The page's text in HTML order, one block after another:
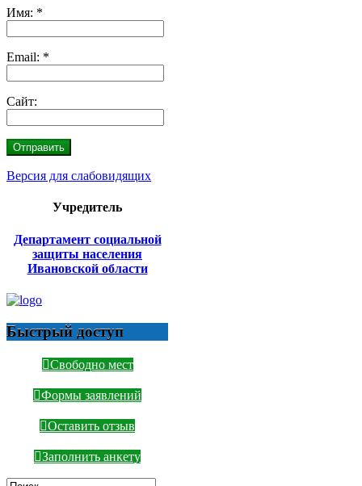
Имя: *
Email: *
Сайт:
Версия для слабовидящих
Учредитель
Департамент социальной
защиты населения
Ивановской области
Быстрый доступ
Свободно мест
Формы заявлений
Оставить отзыв
Заполнить анкету